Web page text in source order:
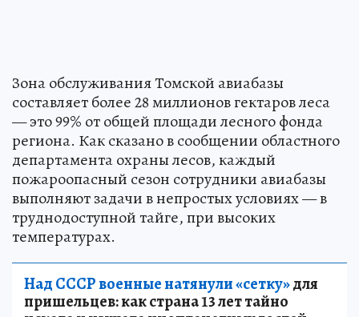
Зона обслуживания Томской авиабазы
составляет более 28 миллионов гектаров леса
— это 99% от общей площади лесного фонда
региона. Как сказано в сообщении областного
департамента охраны лесов, каждый
пожароопасный сезон сотрудники авиабазы
выполняют задачи в непростых условиях — в
труднодоступной тайге, при высоких
температурах.
Над СССР военные натянули «сетку»для
пришельцев: как страна 13 лет тайно